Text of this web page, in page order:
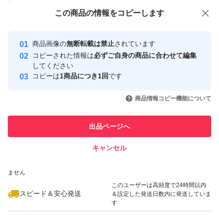
付与しています
安心取引出品者
心・安全なユーザーです
取引実績
引を完了させた実績があります
での取引実績があります
ません
スピード＆安心発送
このユーザーは高頻度で24時間以内
＆設定した発送日数内に発送していま
す
この商品の情報をコピーします
商品画像の無断転載は禁止されています
コピーされた情報は必ずご自身の商品に合わせて編集
してください
コピーは1商品につき1回です
商品情報コピー機能について
出品ページへ
キャンセル
この商品をみている人にオススメ